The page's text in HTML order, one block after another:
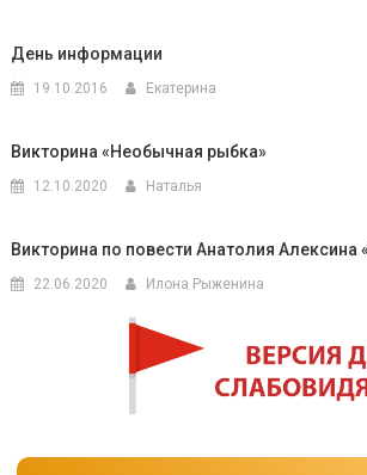
День информации
19.10.2016 Екатерина
Викторина «Необычная рыбка»
12.10.2020 Наталья
Викторина по повести Анатолия Алексина
22.06.2020 Илона Рыженина